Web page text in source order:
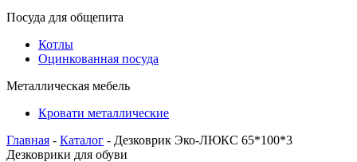
Посуда для общепита
Котлы
Оцинкованная посуда
Металлическая мебель
Кровати металлические
Главная - Каталог - Дезковрик Эко-ЛЮКС 65*100*3
Дезковрики для обуви